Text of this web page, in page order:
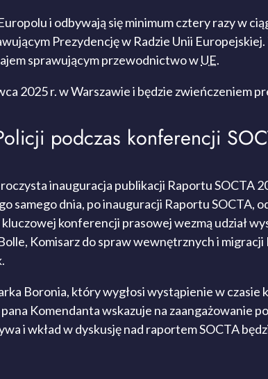
i odbywają się minimum cztery razy w
Prezydencję w Radzie Unii
sprawującym przewodnictwo wUE.
2025 r. w Warszawie i będzie zwieńczeniem
podczas konferencji
inauguracja publikacji Raportu SOCTA
samego dnia, po inauguracji Raportu SOCTA,
konferencji prasowej wezmą udział
Komisarz do spraw wewnętrznych i
Boronia, który wygłosi wystąpienie w
Komendanta wskazuje na zaangażowanie
i wkład w dyskusję nad raportem SOCTA